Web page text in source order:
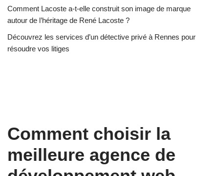
Comment Lacoste a-t-elle construit son image de marque
autour de l’héritage de René Lacoste ?
Découvrez les services d’un détective privé à Rennes pour
résoudre vos litiges
Comment choisir la
meilleure agence de